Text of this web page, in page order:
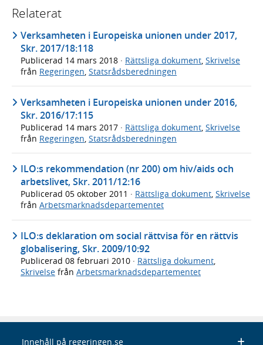
Relaterat
Verksamheten i Europeiska unionen under 2017,
Skr. 2017/18:118
Publicerad 14 mars 2018 · Rättsliga dokument, Skrivelse
från Regeringen, Statsrådsberedningen
Verksamheten i Europeiska unionen under 2016,
Skr. 2016/17:115
Publicerad 14 mars 2017 · Rättsliga dokument Skrivelse
från Regeringen Statsrådsberedningen
ILO:s rekommendation (nr 200) om hiv/aids och
arbetslivet, Skr. 2011/12:16
Publicerad 05 oktober 2011 · Rättsliga dokument, Skrivelse
från Arbetsmarknadsdepartementet
ILO:s deklaration om social rättvisa för en rättvis
globalisering, Skr. 2009/10:92
Publicerad 08 februari 2010 · Rättsliga dokument,
Skrivelse från Arbetsmarknadsdepartementet
Innehåll på regeringen.se